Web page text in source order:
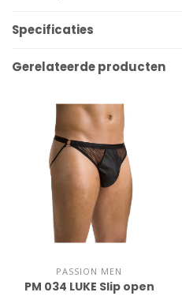
Specificaties
Gerelateerde producten
PASSION MEN
PM 034 LUKE Slip open